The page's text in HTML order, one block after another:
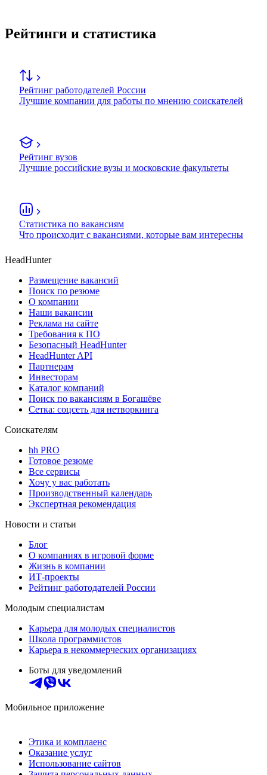
Рейтинги и статистика
Рейтинг работодателей России
Лучшие компании для работы по мнению соискателей
Рейтинг вузов
Лучшие российские вузы и московские факультеты
Статистика по вакансиям
Что происходит с вакансиями, которые вам интересны
HeadHunter
Размещение вакансий
Поиск по резюме
О компании
Наши вакансии
Реклама на сайте
Требования к ПО
Безопасный HeadHunter
HeadHunter API
Партнерам
Инвесторам
Каталог компаний
Поиск по вакансиям в Богашёве
Сетка: соцсеть для нетворкинга
Соискателям
hh PRO
Готовое резюме
Все сервисы
Хочу у вас работать
Производственный календарь
Экспертная рекомендация
Новости и статьи
Блог
О компаниях в игровой форме
Жизнь в компании
ИТ-проекты
Рейтинг работодателей России
Молодым специалистам
Карьера для молодых специалистов
Школа программистов
Карьера в некоммерческих организациях
Боты для уведомлений
Мобильное приложение
Этика и комплаенс
Оказание услуг
Использование сайтов